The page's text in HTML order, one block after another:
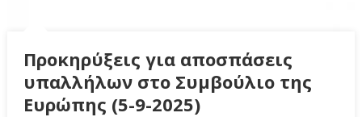
Προκηρύξεις για αποσπάσεις
υπαλλήλων στο Συμβούλιο της
Ευρώπης (5-9-2025)